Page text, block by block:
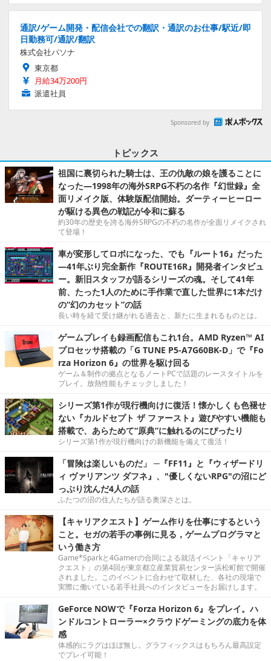
通訳/ゲーム開発・配信会社での翻訳・通訳のお仕事/駅近/即
日勤務可/通訳/翻訳
株式会社パソナ
東京都
月給34万200円
派遣社員
Sponsored by
トピックス
祖国に裏切られた騎士は、王の仇敵の娘を護ることに
なった―1998年の海外SRPG不朽の名作『幻世録』全
面リメイク版、体験版配信開始。ダーティーヒーロー
が駆ける異色の戦記が令和に蘇る
約30年の歴史を誇る海外SRPGの不朽の名作が全面リメイクされ
て登場！
車が変形してロボになった、でも『ルート16』だった
―41年ぶり完全新作『ROUTE16R』開発者インタビュ
ー。新旧スタッフが語るシリーズの魂。そして41年
前、たった1人のために手作業で直した世界に1本だけ
の“幻のカセット”の話
長い時を経て受け継がれる過去と、新たに生まれるものとは。
ゲームプレイも録画配信もこれ1台。AMD Ryzen™ AI
プロセッサ搭載の「G TUNE P5-A7G60BK-D」で『Fo
rza Horizon 6』の世界を駆け回る
ゲーム＆制作の拠点となるノートPCで話題のレースタイトルを
プレイ。放熱性能もチェックしました！
シリーズ第1作が現行機向けに復活！懐かしくも色褪せ
ない『カルドセプト ザ ファースト』遊びやすい機能も
搭載で、あらためて“原典”に触れるのにぴったり
シリーズ第1作が現行機向けの新機能を備えて復活！
「冒険は楽しいものだ」 ─『FF11』と『ウィザードリ
ィ ヴァリアンツ ダフネ』、"優しくないRPG"の沼にど
っぷり沈んだ4人の話
ふたつの沼の住人たちが語る奥深さとは。
【キャリアクエスト】ゲーム作りを仕事にするという
こと。セガの若手の事例に見る，ゲームプログラマと
いう働き方
Game*Sparkと4Gamerの合同による就活イベント「キャリア
クエスト」の第4回が東京都立産業貿易センター浜松町館で開催
されました。このイベントに合わせて取材した、各社の現場で
実際に働いている若手社員へのインタビューをお届けします。
GeForce NOWで『Forza Horizon 6』をプレイ。ハ
ンドルコントローラー×クラウドゲーミングの底力を体
感
体感的にラグはほぼ無し。グラフィックスはもちろん最高設定
でプレイ可能！